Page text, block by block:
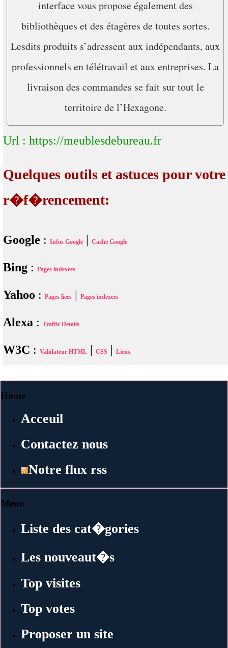
interface vous propose également des
bibliothèques et des étagères de toutes sortes.
Lesdits produits s’adressent aux indépendants, aux
professionnels en télétravail et aux entreprises. La
livraison des commandes se fait sur tout le
territoire de l’Hexagone.
Url : https://meublesdebureau.fr
Quelques outils et astuces pour votre
r�f�rencement:
Google : Infos Google Cache Google
Bing : Pages indexees
Yahoo : Pages liees Pages indexees
Alexa : Traffic Details
W3C : Validateur HTML CSS Liens
Home
Acceuil
Contactez nous
Notre flux rss
Menu
Liste des cat�gories
Les nouveaut�s
Top visites
Top votes
Proposer un site